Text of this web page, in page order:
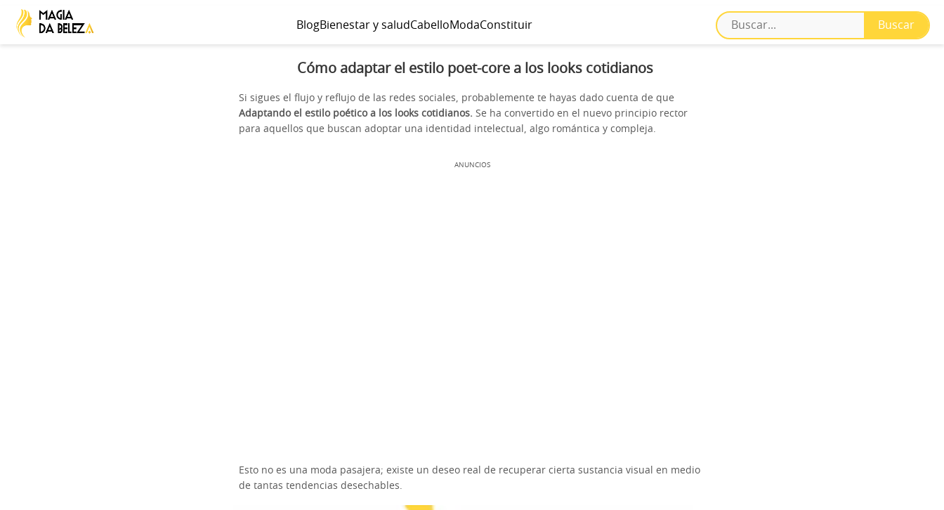
BlogBienestar y saludCabelloModaConstituir
Cómo adaptar el estilo poet-core a los looks cotidianos
Si sigues el flujo y reflujo de las redes sociales, probablemente te hayas dado cuenta de que
Adaptando el estilo poético a los looks cotidianos. Se ha convertido en el nuevo principio rector
para aquellos que buscan adoptar una identidad intelectual, algo romántica y compleja.
ANUNCIOS
Esto no es una moda pasajera; existe un deseo real de recuperar cierta sustancia visual en medio
de tantas tendencias desechables.